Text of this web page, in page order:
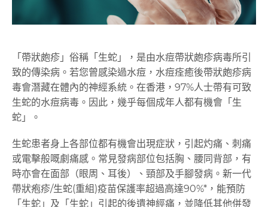
「帶狀皰疹」俗稱「生蛇」，是由水痘帶狀皰疹病毒所引
致的傳染病。若您曾感染過水痘，水痘痊癒後帶狀皰疹病
毒會潛藏在體內的神經系統。在香港，97%人士帶有可致
生蛇的水痘病毒。因此，幾乎每個成年人都有機會「生
蛇」。
生蛇患者身上各部位都有機會出現症狀，引起灼痛、刺痛
或電擊般嘅劇痛感。常見發病部位包括胸、腰同背部，有
時亦會在面部（眼周、耳後）、頸部及手腳發病。新一代
帶狀疱疹/生蛇(重組)疫苗保護率超過高達90%*，能預防
「生蛇」及「生蛇」引起的後遺神經痛，並降低其他併發